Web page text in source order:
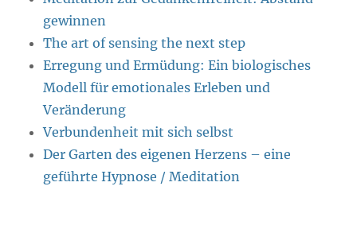
gewinnen
The art of sensing the next step
Erregung und Ermüdung: Ein biologisches
Modell für emotionales Erleben und
Veränderung
Verbundenheit mit sich selbst
Der Garten des eigenen Herzens – eine
geführte Hypnose / Meditation